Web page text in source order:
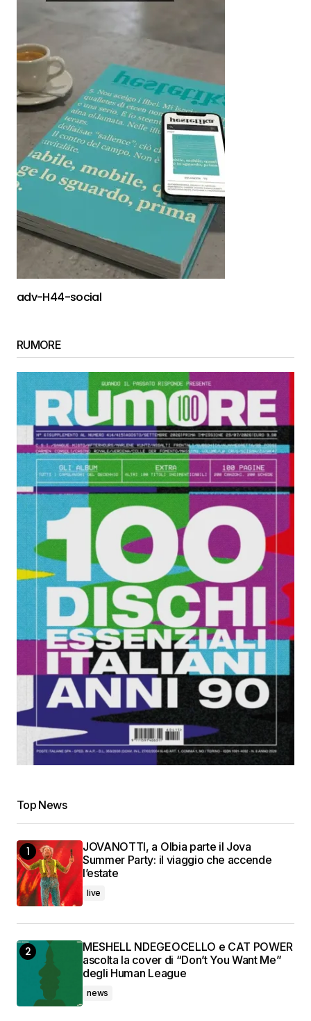
adv-H44-social
RUMORE
Top News
JOVANOTTI, a Olbia parte il Jova
Summer Party: il viaggio che accende
l’estate
live
MESHELL NDEGEOCELLO e CAT POWER
ascolta la cover di “Don’t You Want Me”
degli Human League
news